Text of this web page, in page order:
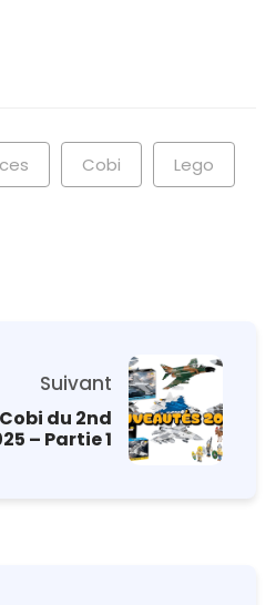
Cobi Lego
Suivant
du 2nd
– Partie 1